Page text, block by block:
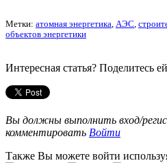
Метки: атомная энергетика, АЭС,
объектов энергетики
Интересная статья? Поделитесь
Вы должны выполнить вход/
комментировать Войти
Также Вы можете войти